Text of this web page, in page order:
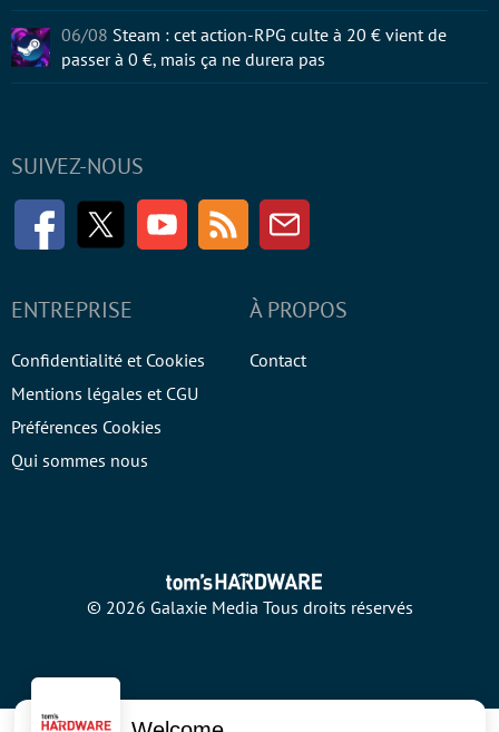
SUIVEZ-NOUS
FacebookTwitter Youtube RSS Newsletter
ENTREPRISE
Confidentialité et Cookies
Mentions légales et CGU
Préférences Cookies
Qui sommes nous
À PROPOS
Contact
© 2026 Galaxie Media Tous droits réservés
06/08 Steam : cet action-RPG culte à 20 € vient de
passer à 0 €, mais ça ne durera pas